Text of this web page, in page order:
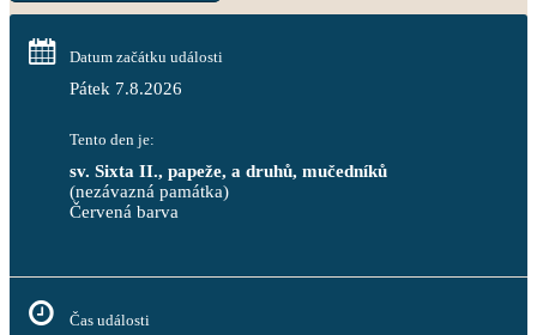
Datum začátku události
Pátek 7.8.2026
Tento den je:
sv. Sixta II., papeže, a druhů, mučedníků
(nezávazná památka)
Červená barva
Čas události